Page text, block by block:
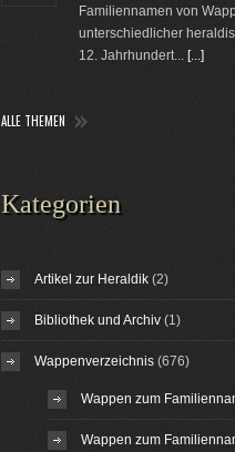
Familiennamen von
unterschiedlicher
12. Jahrhundert... [...]
ALLE THEMEN
Kategorien
Artikel zur Heraldik(2)
Bibliothek und Archiv(1)
Wappenverzeichnis(676)
Wappen zum
Wappen zum